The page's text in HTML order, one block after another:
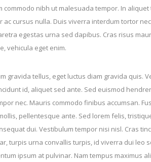
commodo nibh ut malesuada tempor. In
ac cursus nulla. Duis viverra interdum tortor
egestas urna sed dapibus. Cras risus
vehicula eget enim.
gravida tellus, eget luctus diam gravida quis.
id, aliquet sed ante. Sed euismod
nec. Mauris commodo finibus accumsan.
pellentesque ante. Sed lorem felis,
dui. Vestibulum tempor nisi nisl. Cras
turpis urna convallis turpis, id viverra dui leo
ipsum at pulvinar. Nam tempus maximus